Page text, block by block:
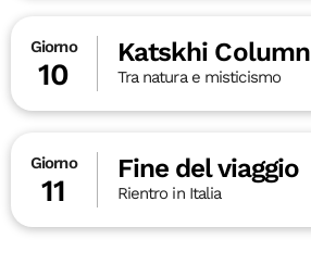
Giorno
10
Katskhi Column
Tra natura e misticismo
Giorno
11
Fine del viaggio
Rientro in Italia